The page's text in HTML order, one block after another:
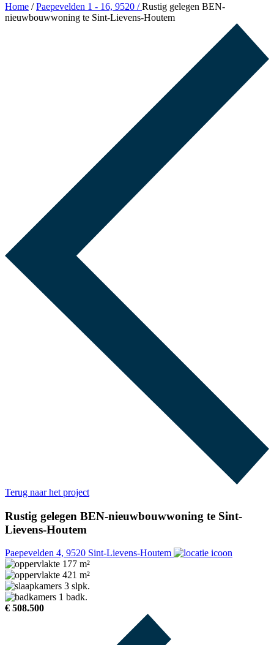
Home / Paepevelden 1 - 16, 9520 /Rustig gelegen BEN-
nieuwbouwwoning te Sint-Lievens-Houtem
Terug naar het project
Rustig gelegen BEN-nieuwbouwwoning te Sint-
Lievens-Houtem
Paepevelden 4, 9520 Sint-Lievens-Houtem
177 m²
421 m²
3 slpk.
1 badk.
€ 508.500